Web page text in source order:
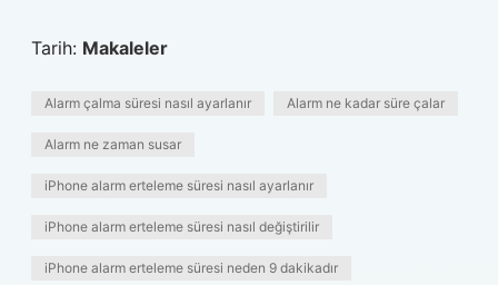
Tarih: Makaleler
Alarm çalma süresi nasıl ayarlanır Alarm ne kadar süre çalar
Alarm ne zaman susar
iPhone alarm erteleme süresi nasıl ayarlanır
iPhone alarm erteleme süresi nasıl değiştirilir
iPhone alarm erteleme süresi neden 9 dakikadır